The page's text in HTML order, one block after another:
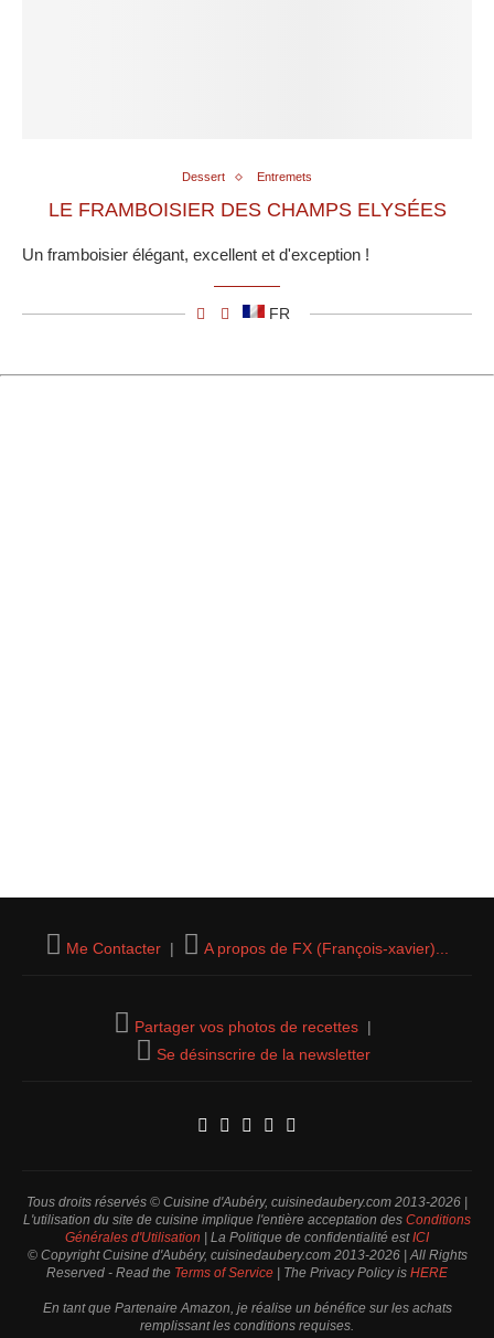
Dessert Entremets
LE FRAMBOISIER DES CHAMPS ELYSÉES
Un framboisier élégant, excellent et d'exception !
FR
Me Contacter | A propos de FX (François-xavier)...
Partager vos photos de recettes |
Se désinscrire de la newsletter
Tous droits réservés © Cuisine d'Aubéry, cuisinedaubery.com 2013-2026 |
L'utilisation du site de cuisine implique l'entière acceptation des Conditions
Générales d'Utilisation | La Politique de confidentialité estICI
© Copyright Cuisine d'Aubéry, cuisinedaubery.com 2013-2026 | All Rights
Reserved - Read the Terms of Service | The Privacy Policy is HERE
En tant que Partenaire Amazon, je réalise un bénéfice sur les achats
remplissant les conditions requises.